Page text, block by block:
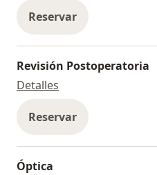
Reservar
Revisión Postoperatoria
Detalles
Reservar
Óptica